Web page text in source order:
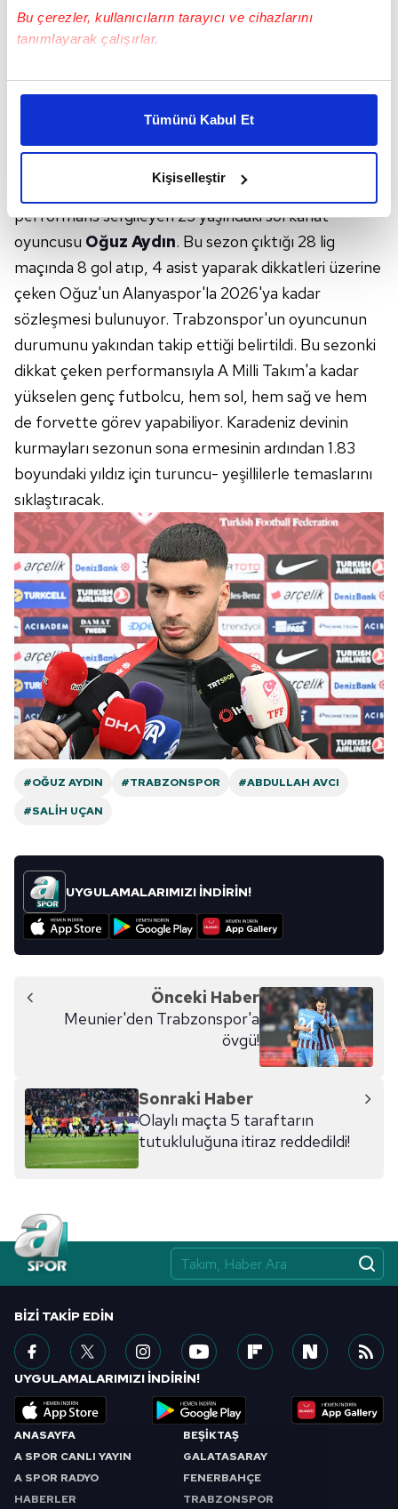
Bu çerezler, kullanıcıların tarayıcı ve cihazlarını
tanımlayarak çalışırlar.
Bu çerezlere izin vermeniz halinde sizlere özel
daha iyi reklam deneyimi yaşatabiliriz. Bunu yaparken
amacımızın size daha iyi bir reklam deneyimi sunmak
elimizden gelen çabayı gösterdiğimizi ve bu noktada,
kalemimiz olduğunu sizlere hatırlatmak isteriz.
Her halükârda, kullanıcılar, bu çerezlere izin vermedikleri
takdirde, kullanıcılara hedefli reklamlar
gösterilmeyecektir."
Sizlere daha iyi bir hizmet sunabilmek için İnternet
Sitemizde kendimize ve üçüncü kişilere ait çerezler
kullanılmaktadır. Bu çerezler vasıtasıyla çeşitli kişisel
verileriniz işlenmekte olup gerekli olan çerezler bilgi
toplumu hizmetlerinin sunulması amacıyla
kullanılmaktadır. Diğer çerezler, sitemizin daha işlevsel
kılınması ve kişiselleştirilmesi ve sizlere yönelik
reklam/pazarlama faaliyetlerinin yapılması, amaçlarıyla
sınırlı olarak açık rızanız dahilinde kullanılacaktır.
Çerezlere ilişkin tercihlerinizi aşağıda yer alan panel
vasıtasıyla belirleyebilirsiniz. Çerezlere ilişkin detaylı bilgi
için Ayarlar butonuna tıklayabilir,Çerez Bilgilendirme
Metnimiziziyaret edebilirsiniz.
6698 sayılı Kişisel Verilerin Korunması Kanunu uyarınca
hazırlanmış Aydınlatma Metnimizi okumak ve sitemizde
ilgili mevzuata uygun olarak kullanılan çerezlerle ilgili bilgi
almak için lütfen
tıklayınız.
Tümünü Kabul Et
Kişiselleştir
MİLLİ TAKIMA KADAR YÜKSELDİ
bir hedef ise Alanyaspor'da parlak
performans sergileyen 23 yaşındaki sol kanat
oyuncusu Oğuz Aydın. Bu sezon çıktığı 28 lig
maçında 8 gol atıp, 4 asist yaparak dikkatleri üzerine
çeken Oğuz'un Alanyaspor'la 2026'ya kadar
sözleşmesi bulunuyor. Trabzonspor'un oyuncunun
durumunu yakından takip ettiği belirtildi. Bu sezonki
dikkat çeken performansıyla A Milli Takım'a kadar
yükselen genç futbolcu, hem sol, hem sağ ve hem
de forvette görev yapabiliyor. Karadeniz devinin
kurmayları sezonun sona ermesinin ardından 1.83
boyundaki yıldız için turuncu- yeşillilerle temaslarını
sıklaştıracak.
#OĞUZ AYDIN #TRABZONSPOR
#ABDULLAH AVCI
#SALIH UÇAN
UYGULAMALARIMIZI İNDİRİN!
Önceki Haber
Meunier'den Trabzonspor'a
övgü!
Sonraki Haber
Olaylı maçta 5 taraftarın
tutukluluğuna itiraz reddedildi!
ANASAYFA
A SPOR CANLI YAYIN
A SPOR RADYO
HABERLER
BEŞİKTAŞ
GALATASARAY
FENERBAHÇE
TRABZONSPOR
BIZI TAKIP EDIN
UYGULAMALARIMIZI İNDİRİN!